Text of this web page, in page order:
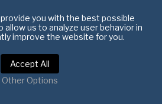
you with the best possible
allow us to analyze user behavior in
improve the website for you.
Accept All
Other Options